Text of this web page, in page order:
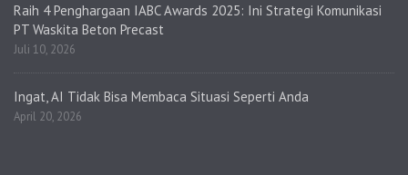
Raih 4 Penghargaan IABC Awards 2025: Ini Strategi Komunikasi
PT Waskita Beton Precast
Juli 10, 2026
Ingat, AI Tidak Bisa Membaca Situasi Seperti Anda
April 20, 2026